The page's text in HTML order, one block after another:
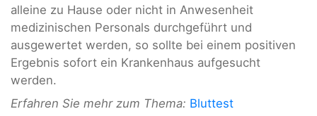
alleine zu Hause oder nicht in Anwesenheit
medizinischen Personals durchgeführt und
ausgewertet werden, so sollte bei einem positiven
Ergebnis sofort ein Krankenhaus aufgesucht
werden.
Erfahren Sie mehr zum Thema: Bluttest